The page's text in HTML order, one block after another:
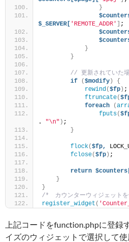
}
$_SERVER[ 'REMOTE_ADDR'
;
}
}
// 更新されていた
if
($modify )
{
rewind($fp ) ;
ftruncate(
foreach
(
fputs(
. "\n" ) ;
}
flock($fp,
fclose($fp ) ;
return
}
}
/*　カウンターウィジェット
register_widget (
上記コードをfunction.phpに登録
イズのウィジェットで選択して使